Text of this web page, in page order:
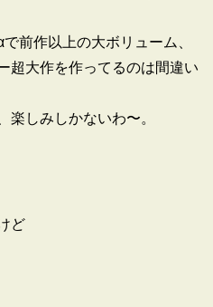
前作以上の大ボリューム、
超大作を作ってるのは間違い
楽しみしかないわ〜。
ど